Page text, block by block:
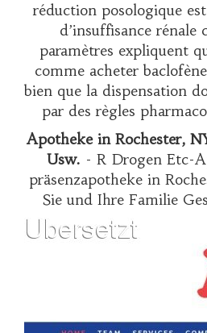
réduction posologique
d’insuffisance rénale
paramètres expliquent
comme acheter
bien que la dispensation
par des règles
Apotheke in Rochester,
Usw. - R Drogen Etc-
präsenzapotheke in
Sie und Ihre Familie